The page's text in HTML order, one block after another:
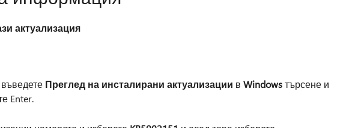
актуализация
Преглед на инсталирани актуализации в Windowsтърсене и
Enter.